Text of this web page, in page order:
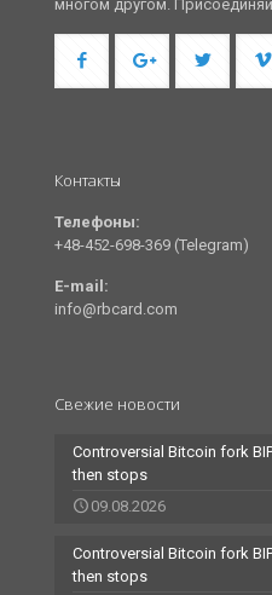
многом другом.
Контакты
Телефоны:
+48-452-698-369 (Telegram)
E-mail:
info@rbcard.com
Свежие новости
Controversial Bitcoin fork
then stops
09.08.2026
Controversial Bitcoin fork
then stops